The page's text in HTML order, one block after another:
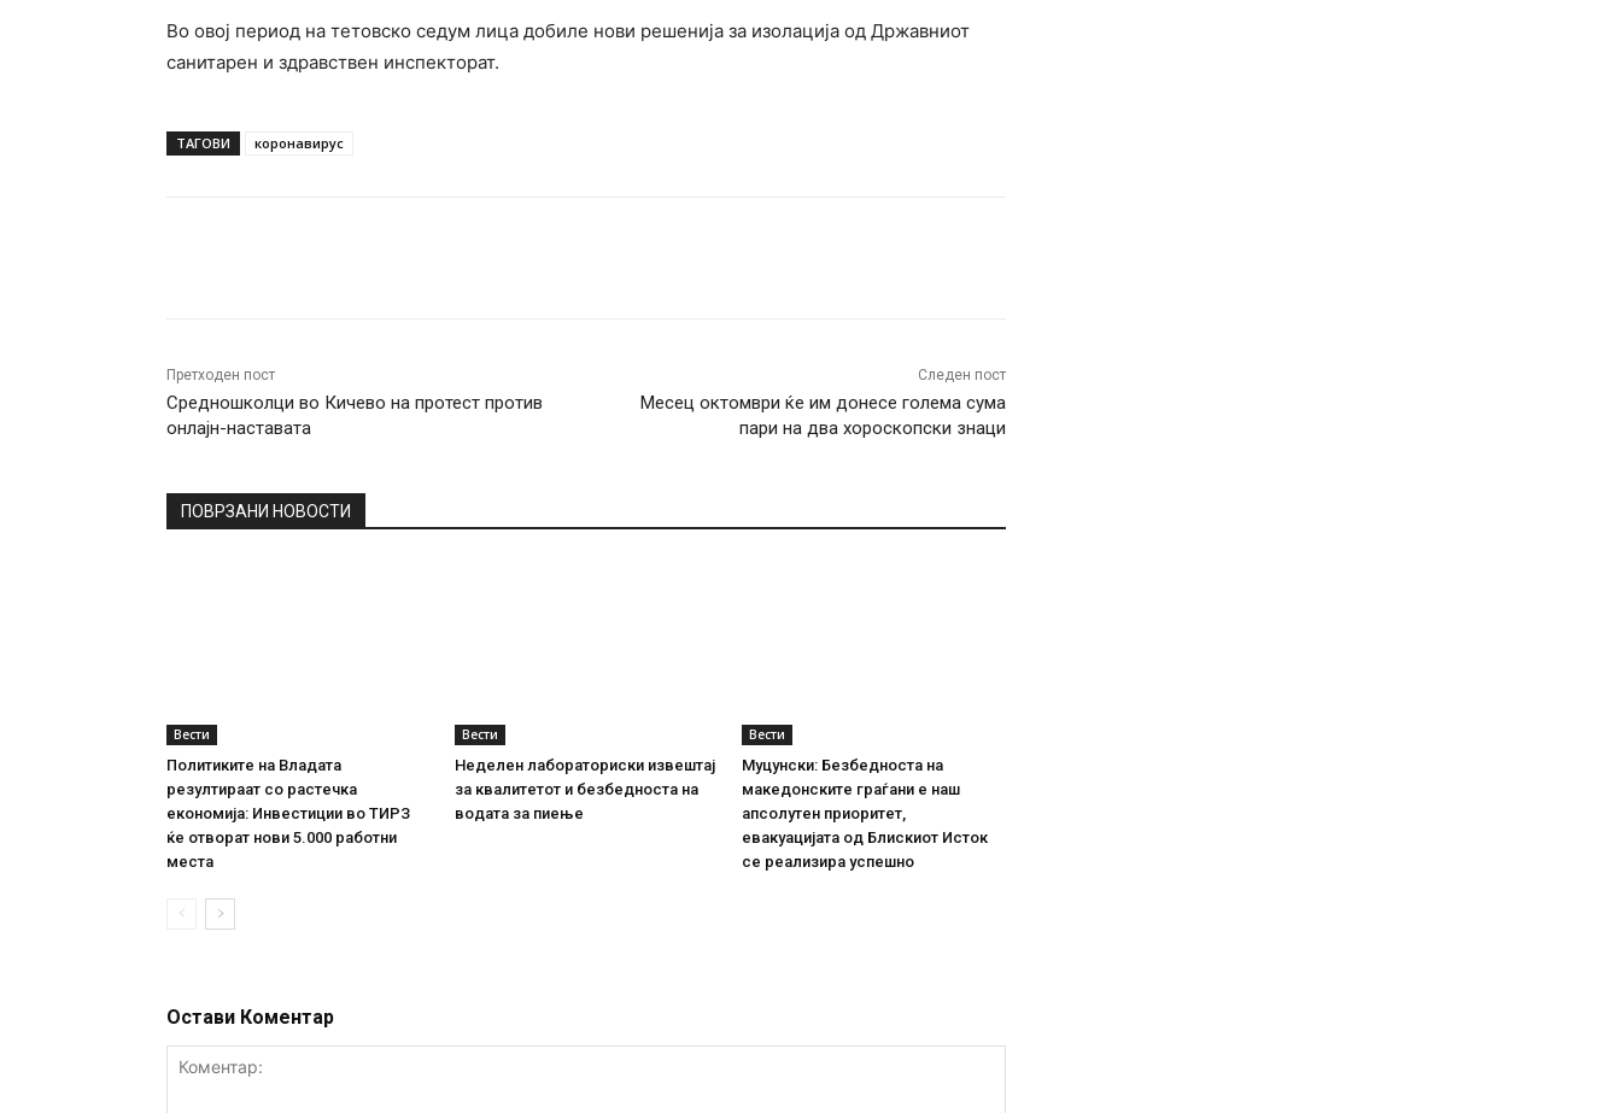
Во овој период на тетовско седум лица добиле нови решенија за изолација од Државниот
санитарен и здравствен инспекторат.
ТАГОВИ коронавирус
Претходен пост
Средношколци во Кичево на протест против
онлајн-наставата
Следен пост
Месец октомври ќе им донесе голема сума
пари на два хороскопски знаци
ПОВРЗАНИ НОВОСТИ
Вести
Политиките на Владата
резултираат со растечка
економија: Инвестиции во ТИРЗ
ќе отворат нови 5.000 работни
места
Вести
Неделен лабораториски извештај
за квалитетот и безбедноста на
водата за пиење
Вести
Муцунски: Безбедноста на
македонските граѓани е наш
апсолутен приоритет,
евакуацијата од Блискиот Исток
се реализира успешно
Остави Коментар